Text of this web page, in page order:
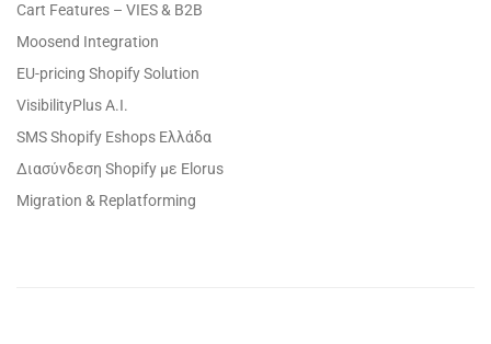
Cart Features – VIES & B2B
Moosend Integration
EU-pricing Shopify Solution
VisibilityPlus A.I.
SMS Shopify Eshops Ελλάδα
Διασύνδεση Shopify με Elorus
Migration & Replatforming